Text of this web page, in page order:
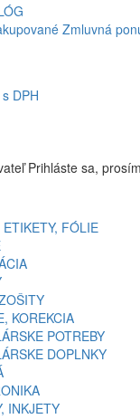
Zmluvná
DPH
Prihláste sa, prosím
ETIKETY, FÓLIE
KOREKCIA
POTREBY
DOPLNKY
INKJETY